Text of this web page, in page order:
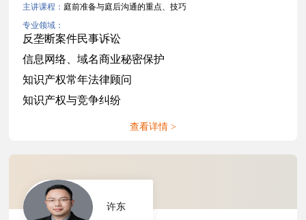
主讲课程： 庭前准备与庭后沟通的重点、技巧
专业领域：
反垄断案件民事诉讼
信息网络、域名商业秘密保护
知识产权常年法律顾问
知识产权与竞争纠纷
查看详情 >
许东